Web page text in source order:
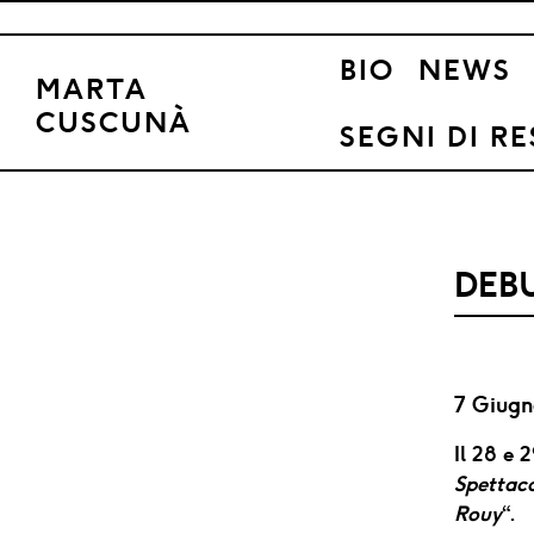
to
contentMARTA
CUSCUNÀ
BIO NEWS
SEGNI DI
7
Il 28 e
Rouy“.